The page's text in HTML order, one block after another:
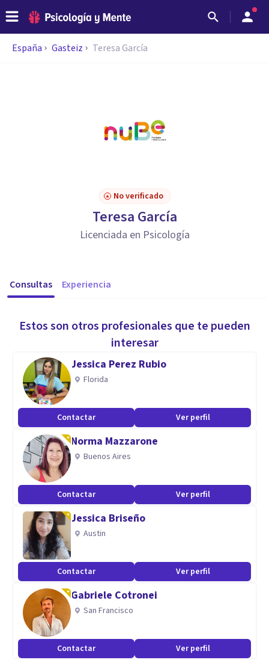
España Gasteiz Teresa García
No verificado
Teresa García
Licenciada en Psicología
Consultas Experiencia
Estos son otros profesionales que te pueden
interesar
Jessica Perez Rubio
Florida
Contactar Ver perfil
Norma Mazzarone
Buenos Aires
Contactar Ver perfil
Jessica Briseño
Austin
Contactar Ver perfil
Gabriele Cotronei
San Francisco
Contactar Ver perfil